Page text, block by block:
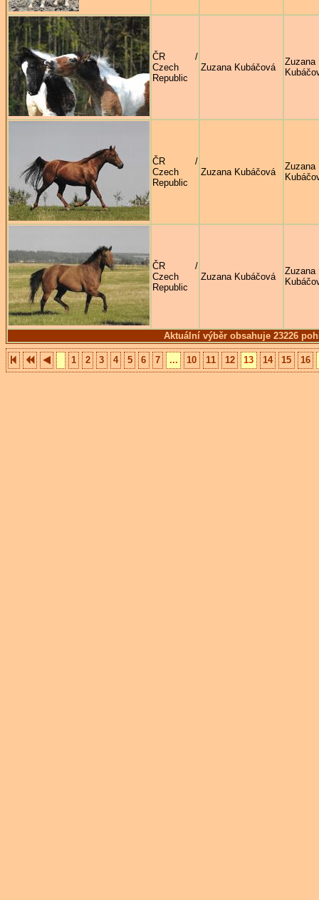
Aktuální výběr obsahuje 23226
ČR /
Czech
Republic
Zuzana Kubáčová
Zuzana
ČR /
Czech
Republic
Zuzana Kubáčová
Zuzana
ČR /
Czech
Republic
Zuzana Kubáčová
Zuzana
1 2 3 4 5 6 7 ... 10 11 12 13 14 15 16